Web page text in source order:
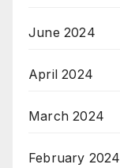
June 2024
April 2024
March 2024
February 2024